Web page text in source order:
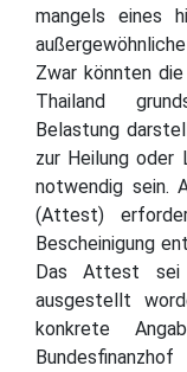
mangels eines
Zwar könnten
Thailand
Belastung
zur Heilung oder
notwendig sein.
(Attest)
Bescheinigung
Das Attest sei
ausgestellt
konkrete